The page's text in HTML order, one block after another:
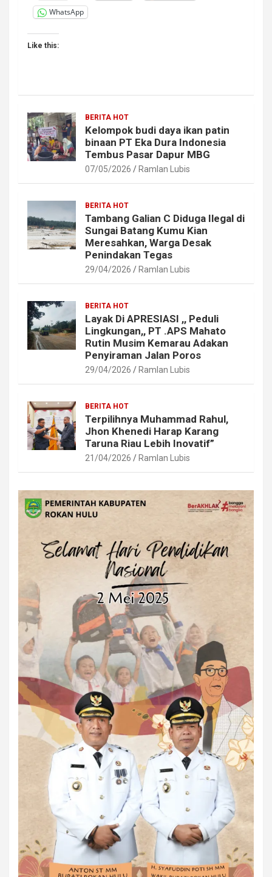
WhatsApp
Like this:
BERITA HOT
Kelompok budi daya ikan patin
binaan PT Eka Dura Indonesia
Tembus Pasar Dapur MBG
07/05/2026 Ramlan Lubis
BERITA HOT
Tambang Galian C Diduga Ilegal di
Sungai Batang Kumu Kian
Meresahkan, Warga Desak
Penindakan Tegas
29/04/2026 Ramlan Lubis
BERITA HOT
Layak Di APRESIASI ,, Peduli
Lingkungan,, PT .APS Mahato
Rutin Musim Kemarau Adakan
Penyiraman Jalan Poros
29/04/2026 Ramlan Lubis
BERITA HOT
Terpilihnya Muhammad Rahul,
Jhon Khenedi Harap Karang
Taruna Riau Lebih Inovatif”
21/04/2026 Ramlan Lubis